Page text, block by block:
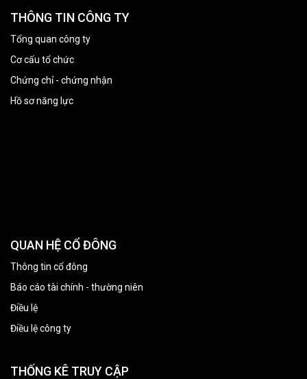
THÔNG TIN CÔNG TY
Tổng quan công ty
Cơ cấu tổ chức
Chứng chỉ - chứng nhận
Hồ sơ năng lực
QUAN HỆ CỔ ĐÔNG
Thông tin cổ đông
Báo cáo tài chính - thường niên
Điều lệ
Điều lệ công ty
THỐNG KÊ TRUY CẬP